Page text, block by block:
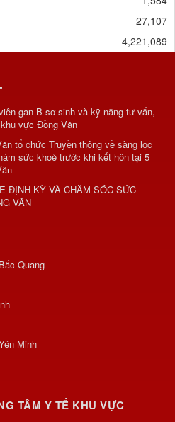
27,107
4,221,089
gan B sơ sinh và kỹ năng tư vấn,
vực Đồng Văn
tổ chức Truyền thông về sàng lọc
sức khoẻ trước khi kết hôn tại 5
ĐỊNH KỲ VÀ CHĂM SÓC SỨC
VĂN
Quang
Minh
TÂM Y TẾ KHU VỰC